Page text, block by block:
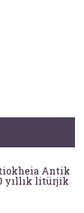
Antik
yıllık litürjik